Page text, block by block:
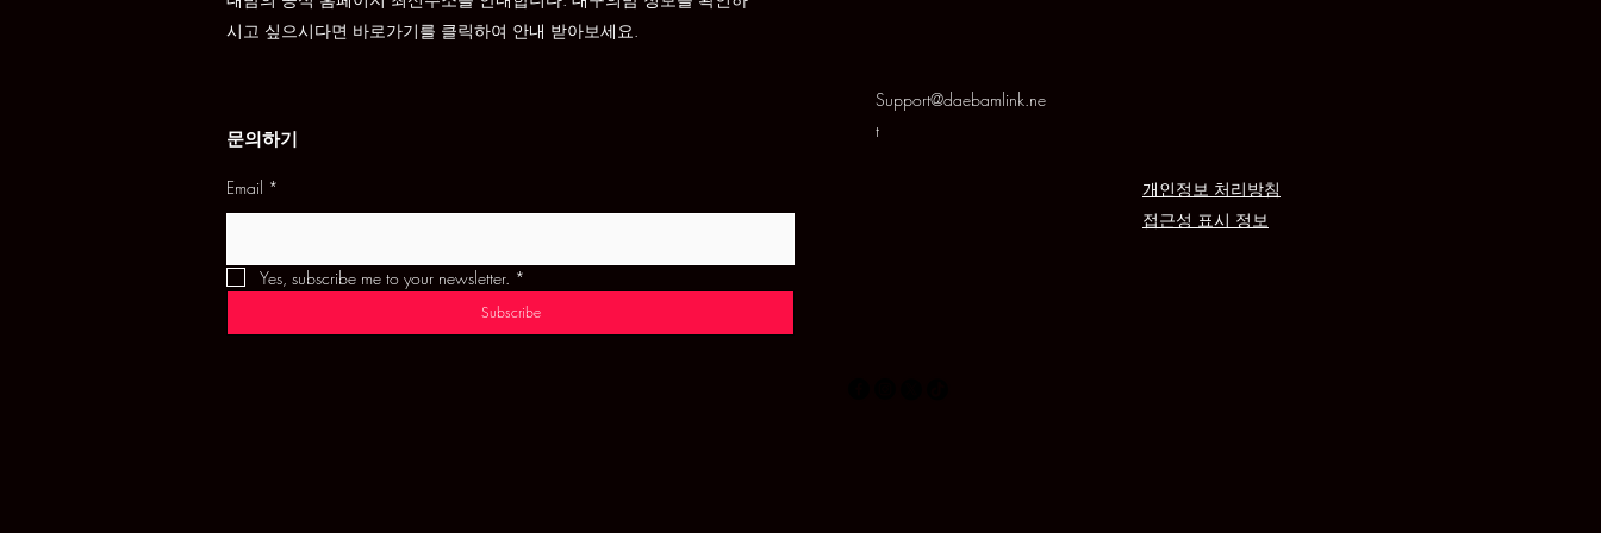
시고 싶으시다면 바로가기를 클릭하여 안내 받아보세요.
문의하기
Email *
Yes, subscribe me to your newsletter. *
Subscribe
Support@daebamlink.ne
t
개인정보 처리방침
접근성 표시 정보